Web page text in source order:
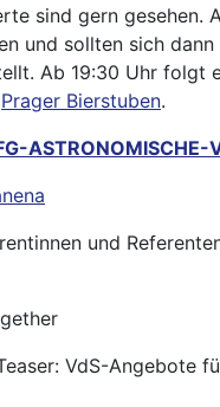
sind gern gesehen.
und sollten sich
Ab 19:30 Uhr folgt
Prager Bierstuben.
ASTRONOMISCHE-
und
VdS-Angebote